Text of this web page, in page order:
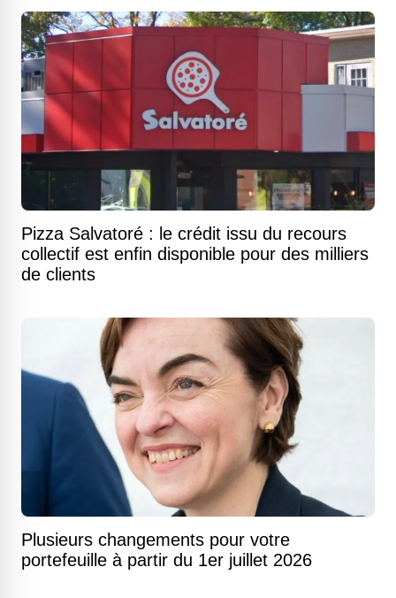
Pizza Salvatoré : le crédit issu du recours
collectif est enfin disponible pour des milliers
de clients
Plusieurs changements pour votre
portefeuille à partir du 1er juillet 2026